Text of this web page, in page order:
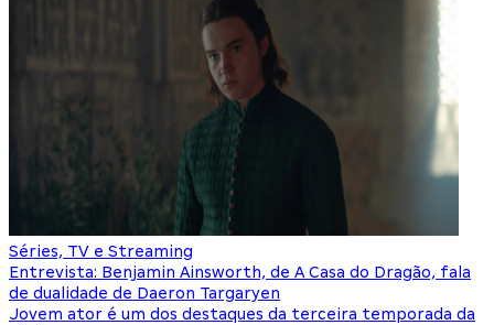
Séries, TV e Streaming
Entrevista: Benjamin Ainsworth, de A Casa do Dragão, fala
de dualidade de Daeron Targaryen
Jovem ator é um dos destaques da terceira temporada da